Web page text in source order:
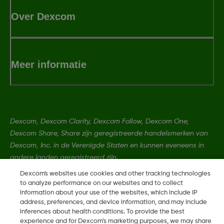
Over Dexcom
Meer informatie
Dexcom, Dexcom Clarity, Dexcom Follow, Dexcom One,
Dexcom Share, Share zijn geregistreerde handelsmerken van
Dexcom, Inc. in de Verenigde Staten en kunnen eveneens in
andere landen geregistreerd zijn.
LBL-1000734 Rev002
2026 Dexcom, Inc. Alle rechten voorbehouden.
Dexcom's websites use cookies and other tracking technologies
to analyze performance on our websites and to collect
information about your use of the websites, which include IP
address, preferences, and device information, and may include
inferences about health conditions. To provide the best
experience and for Dexcom’s marketing purposes, we may share